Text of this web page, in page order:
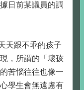
日前某議員的調
跟不乖的孩子
，所謂的「壞孩
苦惱往往也像一
學生會無遠慮有